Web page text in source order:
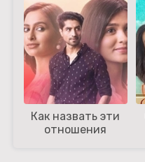
Как назвать эти
отношения